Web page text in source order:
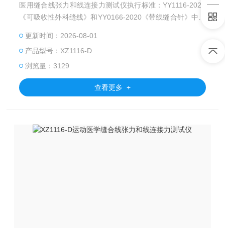
医用缝合线张力和线连接力测试仪执行标准：YY1116-2020
《可吸收性外科缝线》和YY0166-2020《带线缝合针》中有
更新时间：2026-08-01
产品型号：XZ1116-D
浏览量：3129
查看更多 +